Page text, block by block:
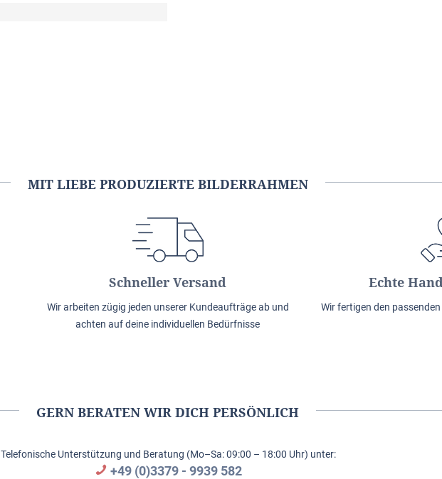
MIT LIEBE PRODUZIERTE BILDERRAHMEN
Schneller Versand
Wir arbeiten zügig jeden unserer Kundeaufträge ab und
achten auf deine individuellen Bedürfnisse
Echte
Wir fertigen den
GERN BERATEN WIR DICH PERSÖNLICH
Telefonische Unterstützung und Beratung (Mo–Sa: 09:00 – 18:00 Uhr) unter:
+49 (0)3379 - 9939 582